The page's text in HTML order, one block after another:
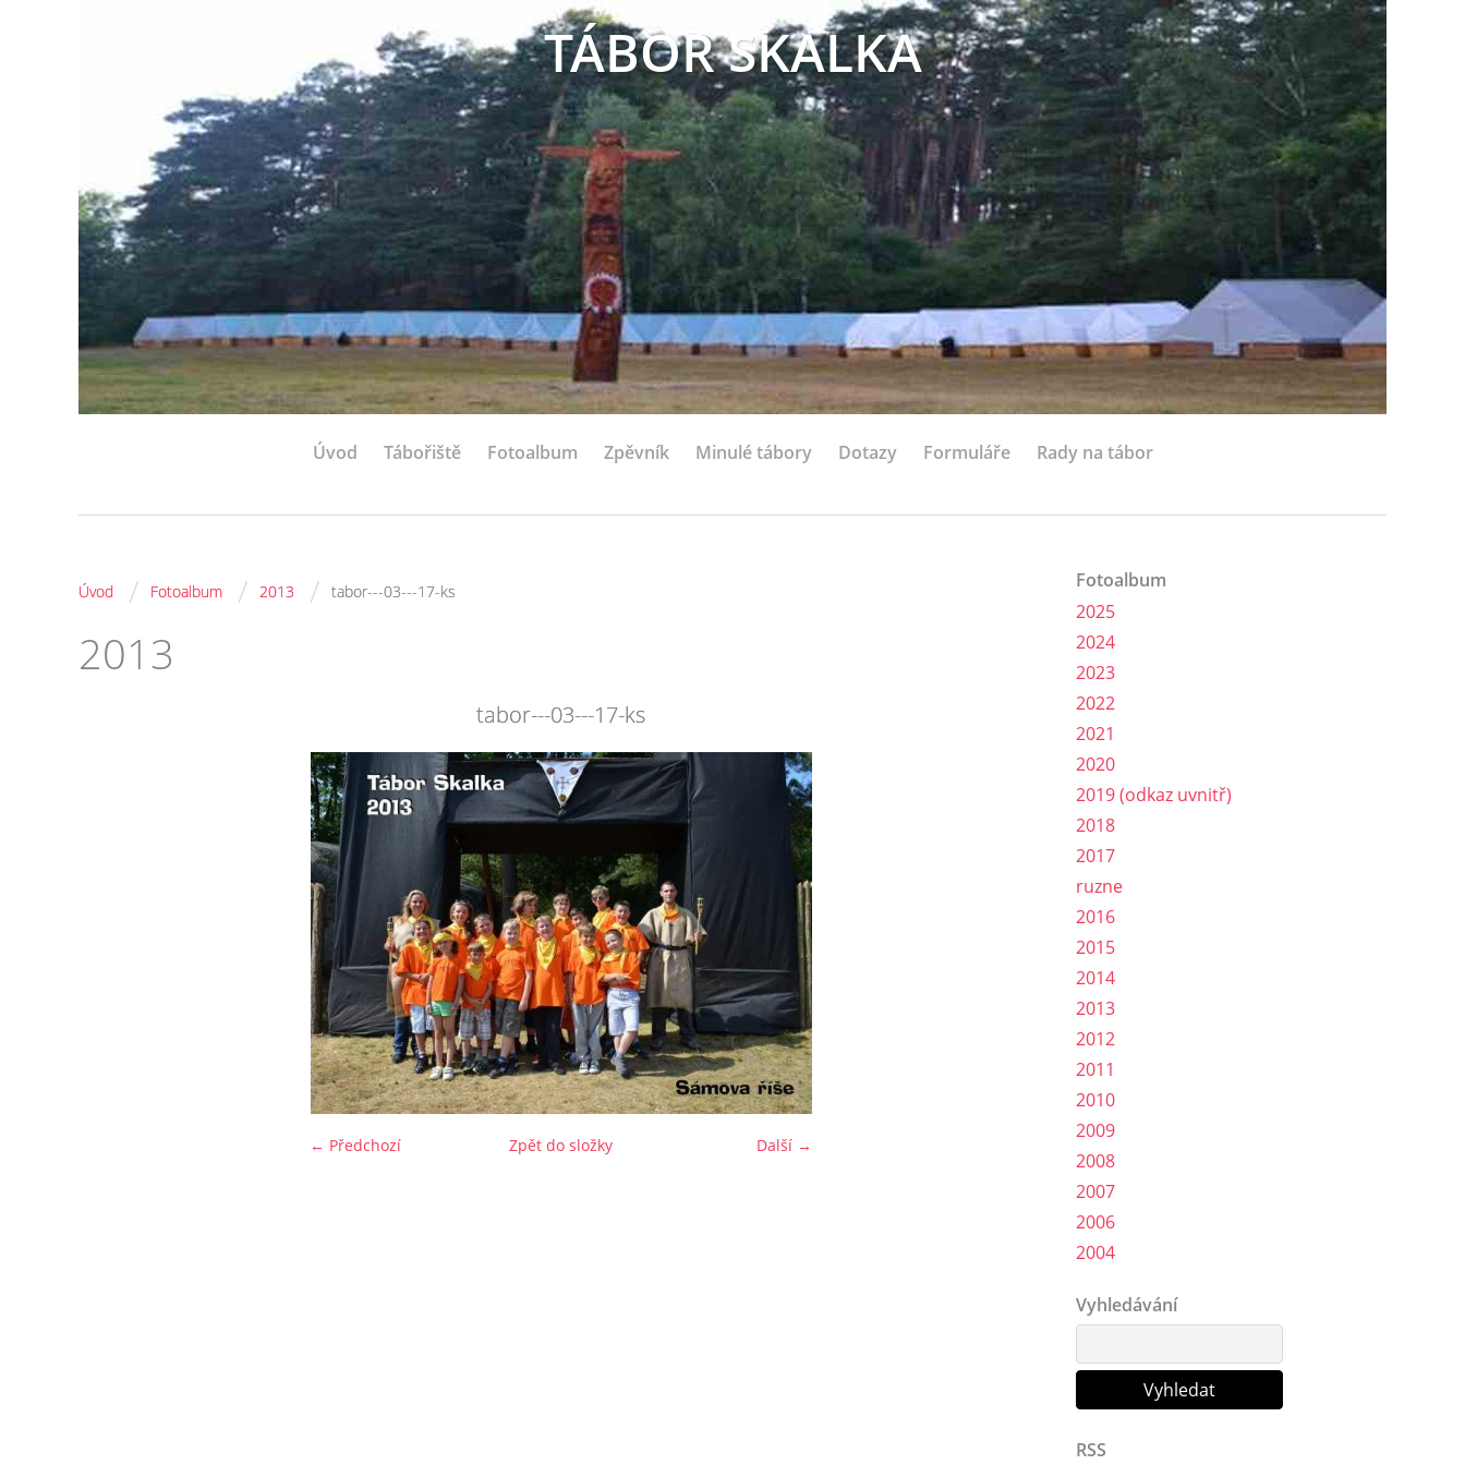
TÁBOR SKALKA
Úvod Tábořiště Fotoalbum Zpěvník Minulé tábory Dotazy Formuláře Rady na tábor
Úvod / Fotoalbum / 2013 / tabor---03---17-ks
2013
tabor---03---17-ks
← Předchozí Další →
Zpět do složky
Fotoalbum
2025
2024
2023
2022
2021
2020
2019 (odkaz uvnitř)
2018
2017
ruzne
2016
2015
2014
2013
2012
2011
2010
2009
2008
2007
2006
2004
Vyhledávání
RSS